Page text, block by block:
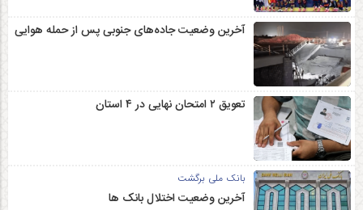
آخرین وضعیت جاده‌های جنوبی پس از حمله هوایی
تعویق ۲ امتحان نهایی در ۴ استان
بانک ملی برگشت
آخرین وضعیت اختلال بانک ها